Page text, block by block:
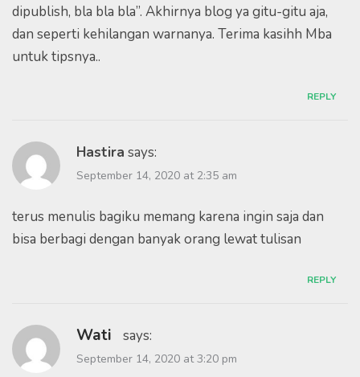
dipublish, bla bla bla”. Akhirnya blog ya gitu-gitu aja,
dan seperti kehilangan warnanya. Terima kasihh Mba
untuk tipsnya..
REPLY
Hastira says:
September 14, 2020 at 2:35 am
terus menulis bagiku memang karena ingin saja dan
bisa berbagi dengan banyak orang lewat tulisan
REPLY
Wati says:
September 14, 2020 at 3:20 pm